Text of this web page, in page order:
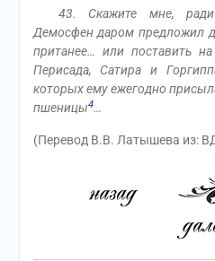
43. Скажите мне,
Демосфен даром предложил
пританее… или поставить
Перисада, Сатира и
которых ему ежегодно
пшеницы4…
(Перевод В.В. Латышева из: